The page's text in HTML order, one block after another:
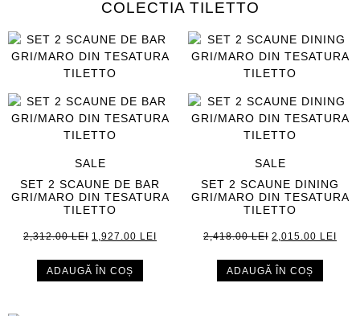
COLECTIA TILETTO
SALE
SET 2 SCAUNE DE BAR
GRI/MARO DIN TESATURA
TILETTO
2,312.00LEI 1,927.00 LEI
ADAUGĂ ÎN COȘ
SALE
SET 2 SCAUNE DINING
GRI/MARO DIN TESATURA
TILETTO
2,418.00LEI 2,015.00 LEI
ADAUGĂ ÎN COȘ